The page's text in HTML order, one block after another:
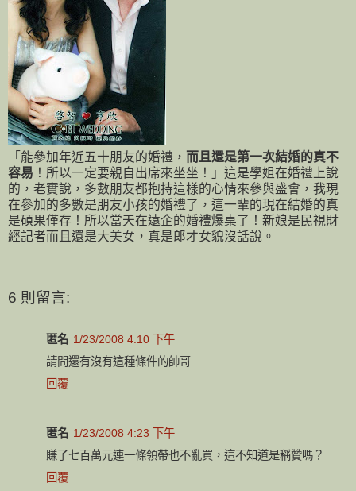
「能參加年近五十朋友的婚禮， 而且還是第一次結婚的真不
容易 ！所以一定要親自出席來坐坐！」這是學姐在婚禮上說
的，老實說，多數朋友都抱持這樣的心情來參與盛會，我現
在參加的多數是朋友小孩的婚禮了，這一輩的現在結婚的真
是碩果僅存！所以當天在遠企的婚禮爆桌了！新娘是民視財
經記者而且還是大美女，真是郎才女貌沒話說。
6 則留言:
匿名 1/23/2008 4:10 下午
請問還有沒有這種條件的帥哥
回覆
匿名 1/23/2008 4:23 下午
賺了七百萬元連一條領帶也不亂買，這不知道是稱贊嗎？
回覆